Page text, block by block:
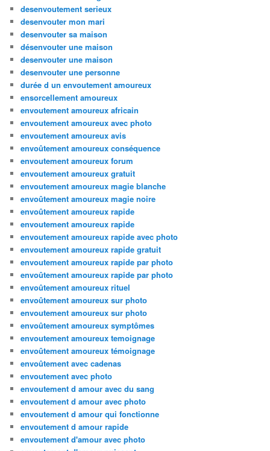
desenvoutement serieux
desenvouter mon mari
desenvouter sa maison
désenvouter une maison
desenvouter une maison
desenvouter une personne
durée d un envoutement amoureux
ensorcellement amoureux
envoutement amoureux africain
envoutement amoureux avec photo
envoutement amoureux avis
envoûtement amoureux conséquence
envoutement amoureux forum
envoutement amoureux gratuit
envoutement amoureux magie blanche
envoûtement amoureux magie noire
envoûtement amoureux rapide
envoutement amoureux rapide
envoutement amoureux rapide avec photo
envoutement amoureux rapide gratuit
envoutement amoureux rapide par photo
envoûtement amoureux rapide par photo
envoûtement amoureux rituel
envoûtement amoureux sur photo
envoutement amoureux sur photo
envoûtement amoureux symptômes
envoutement amoureux temoignage
envoûtement amoureux témoignage
envoûtement avec cadenas
envoutement avec photo
envoutement d amour avec du sang
envoutement d amour avec photo
envoutement d amour qui fonctionne
envoutement d amour rapide
envoutement d'amour avec photo